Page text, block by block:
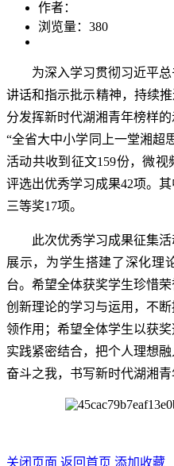
作者：
浏览量： 380
为深入学习贯彻习近平
讲话和指示批示精神，持续
分发挥新时代湖湘青年榜样
“全省大中小学同上一堂湘超
活动共收到征文159份，微
评选出优秀学习成果42项。其
三等奖17项。
此次优秀学习成果征集
展示，为学生搭建了深化理
台。希望全体获奖学生珍惜
创新理论的学习与运用，不
领作用；希望全体学生以获
实践紧密结合，把个人理想
奋斗之我，书写新时代湖湘青
关闭页面 返回首页 添加收藏